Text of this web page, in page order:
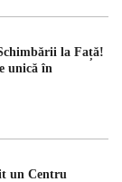
la Față!
unică în
un Centru